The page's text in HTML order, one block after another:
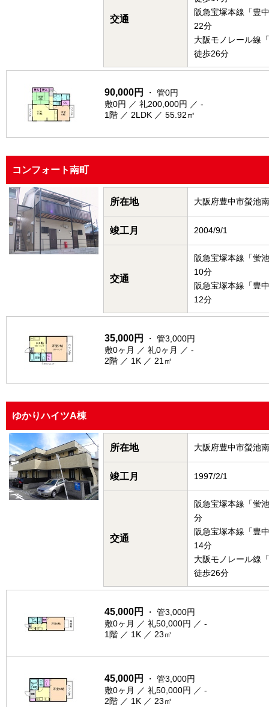
交通
阪急宝塚本線「豊
22分
大阪モノレール線
徒歩26分
90,000円
・ 管0円
敷0円 ／ 礼200,000円 ／ -
1階 ／ 2LDK ／ 55.92㎡
コンフォート南町
所在地 大阪府豊中市螢池
竣工月 2004/9/1
交通
阪急宝塚本線「蛍
10分
阪急宝塚本線「豊
12分
35,000円
・ 管3,000円
敷0ヶ月 ／ 礼0ヶ月 ／ -
2階 ／ 1K ／ 21㎡
ゆかりハイツA棟
所在地 大阪府豊中市螢池
竣工月 1997/2/1
交通
阪急宝塚本線「蛍
分
阪急宝塚本線「豊
14分
大阪モノレール線
徒歩26分
45,000円
・ 管3,000円
敷0ヶ月 ／ 礼50,000円 ／ -
1階 ／ 1K ／ 23㎡
45,000円
・ 管3,000円
敷0ヶ月 ／ 礼50,000円 ／ -
2階 ／ 1K ／ 23㎡